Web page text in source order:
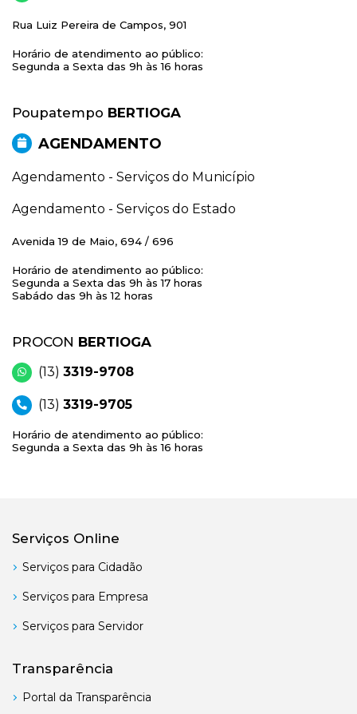
Rua Luiz Pereira de Campos, 901
Horário de atendimento ao público:
Segunda a Sexta das 9h às 16 horas
Poupatempo BERTIOGA
AGENDAMENTO
Agendamento - Serviços do Município
Agendamento - Serviços do Estado
Avenida 19 de Maio, 694 / 696
Horário de atendimento ao público:
Segunda a Sexta das 9h às 17 horas
Sabádo das 9h às 12 horas
PROCON BERTIOGA
(13) 3319-9708
(13) 3319-9705
Horário de atendimento ao público:
Segunda a Sexta das 9h às 16 horas
Serviços Online
Serviços para Cidadão
Serviços para Empresa
Serviços para Servidor
Transparência
Portal da Transparência